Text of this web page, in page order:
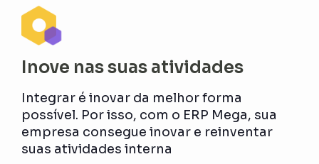
Inove nas suas atividades
Integrar é inovar da melhor forma
possível. Por isso, com o ERP Mega, sua
empresa consegue inovar e reinventar
suas atividades interna